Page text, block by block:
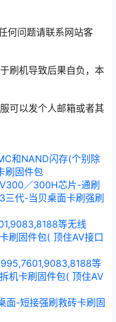
何问题请联系网站客
刷机导致后果自负，本
可以发个人邮箱或者其
和NAND闪存(个别除
刷固件包
／300H芯片-通刷
三代-当贝桌面卡刷强刷
等无线
刷固件包( 顶住AV接口
等
机卡刷固件包( 顶住AV
面-短接强刷救砖卡刷固